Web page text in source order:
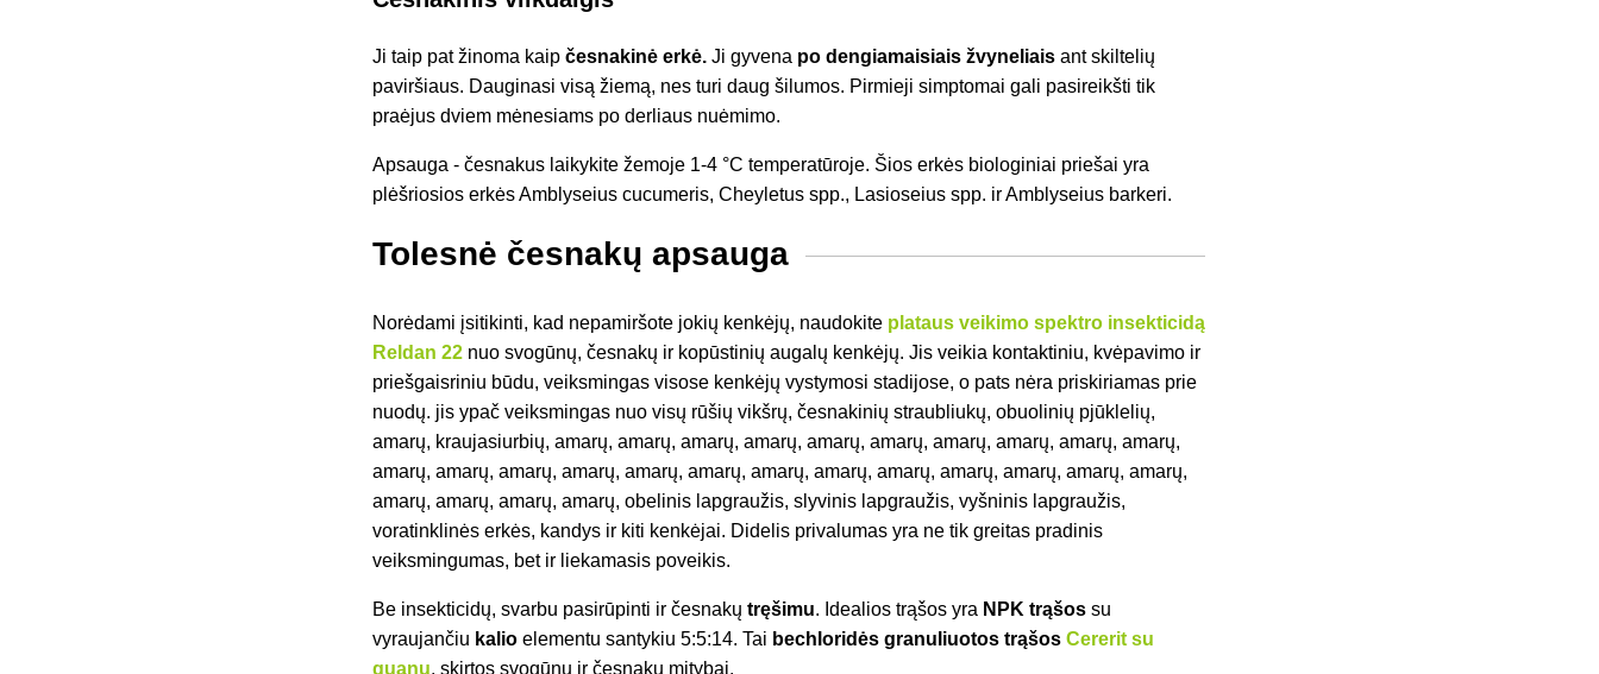
Ji taip pat žinoma kaipčesnakinė erkė. Ji gyvena po dengiamaisiais žvyneliais ant skiltelių
paviršiaus. Dauginasi visą žiemą, nes turi daug šilumos. Pirmieji simptomai gali pasireikšti tik
praėjus dviem mėnesiams po derliaus nuėmimo.
Apsauga - česnakus laikykite žemoje 1-4 °C temperatūroje. Šios erkės biologiniai priešai yra
plėšriosios erkės Amblyseius cucumeris, Cheyletus spp., Lasioseius spp. ir Amblyseius barkeri.
Tolesnė česnakų apsauga
Norėdami įsitikinti, kad nepamiršote jokių kenkėjų, naudokite plataus veikimo spektro insekticidą
Reldan 22 nuo svogūnų, česnakų ir kopūstinių augalų kenkėjų. Jis veikia kontaktiniu, kvėpavimo ir
priešgaisriniu būdu, veiksmingas visose kenkėjų vystymosi stadijose, o pats nėra priskiriamas prie
nuodų. jis ypač veiksmingas nuo visų rūšių vikšrų, česnakinių straubliukų, obuolinių pjūklelių,
amarų, kraujasiurbių, amarų, amarų, amarų, amarų, amarų, amarų, amarų, amarų, amarų, amarų,
amarų, amarų, amarų, amarų, amarų, amarų, amarų, amarų, amarų, amarų, amarų, amarų, amarų,
amarų, amarų, amarų, amarų, obelinis lapgraužis, slyvinis lapgraužis, vyšninis lapgraužis,
voratinklinės erkės, kandys ir kiti kenkėjai. Didelis privalumas yra ne tik greitas pradinis
veiksmingumas, bet ir liekamasis poveikis.
Be insekticidų, svarbu pasirūpinti ir česnakųtręšimu. Idealios trąšos yra NPK trąšos su
vyraujančiu kalioelementu santykiu 5:5:14. Tai bechloridės granuliuotos trąšosCererit su
guanu, skirtos svogūnų ir česnakų mitybai.